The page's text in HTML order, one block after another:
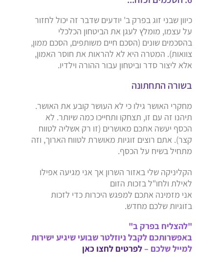
כיוון שבני זוג בפרק ב' יודעים שדבר זה יכול לחזור
על עצמו, מומלץ לעגן את הביטחון הכלכלי
בהסכמים שונים (הסכם חיים משותפים, הסכם ממון,
צוואות). המטרה היא לא להראות את חוסר האמון,
אלא ליצור סדר וביטחון עבור ההורה וילדיו.
בשורה התחתונה
מחקרי האושר גילו כי לא העושר קובע את האושר.
תיהנו זה עם זו, תצחקו ותחייכו כמה שיותר. לא
הכסף יעשה אתכם מאושרים (זו רק אשליה לטווח
קצר). אתם רוצים זוגיות מאושרת לטווח הארוך, וזה
מתחיל בשיח על הכסף.
הקליניקה שלי באזור השרון אך אני מגיעה אפילו
לאילת ולחו"ל בזכות הזום
אני מזמינה אתכם למפגש היכרות כדי לזכות
בזוגיות שלכם מחדש.
"להצליח בפרק ב"
באפשרותכם לקבל ניוזלטר שבועי שיגיע ישירות
למייל שלכם –לפרטים לחצו כאן